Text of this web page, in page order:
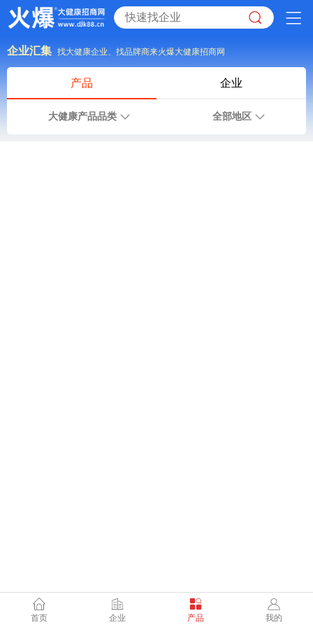
企业汇集 找大健康企业、找品牌商来火爆大健康招商网
产品 企业
大健康产品品类 全部地区
首页 企业 产品 我的